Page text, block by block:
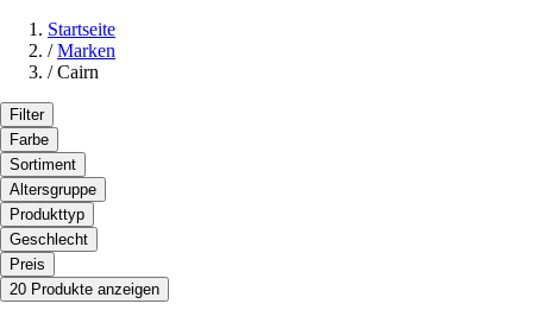
Startseite
/ Marken
/ Cairn
Filter
Farbe
Sortiment
Altersgruppe
Produkttyp
Geschlecht
Preis
20 Produkte anzeigen